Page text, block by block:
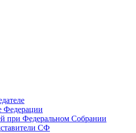
Федерации
при Федеральном Собрании
СФ